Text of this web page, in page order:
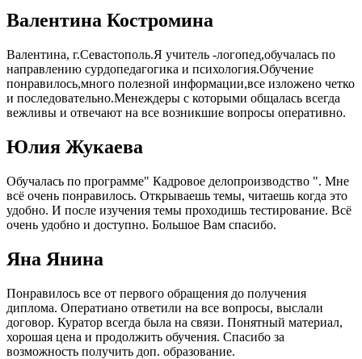
Валентина Костромина
Валентина, г.Севастополь.Я учитель -логопед,обучалась по
направлению сурдопедагогика и психология.Обучение
понравилось,много полезной информации,все изложено четко
и последовательно.Менеждеры с которыми общалась всегда
вежливы и отвечают на все возникшие вопросы оперативно.
Юлия Жукаева
Обучалась по программе" Кадровое делопроизводство ". Мне
всё очень понравилось. Открываешь темы, читаешь когда это
удобно. И после изучения темы проходишь тестирование. Всё
очень удобно и доступно. Большое Вам спасибо.
Яна Янина
Понравилось все от первого обращения до получения
диплома. Оператиано ответили на все вопросы, выслали
договор. Куратор всегда была на связи. Понятный материал,
хорошая цена и продолжить обучения. Спасибо за
возможность получить доп. образование.